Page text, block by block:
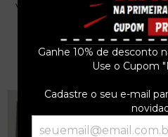
Ganhe 10% de desconto
Use o Cupom
Cadastre o seu e-mail
VIPER - SOLDIERS OF SUNRISE
LP 2024
R$239,99
x de R$80,00 sem juros